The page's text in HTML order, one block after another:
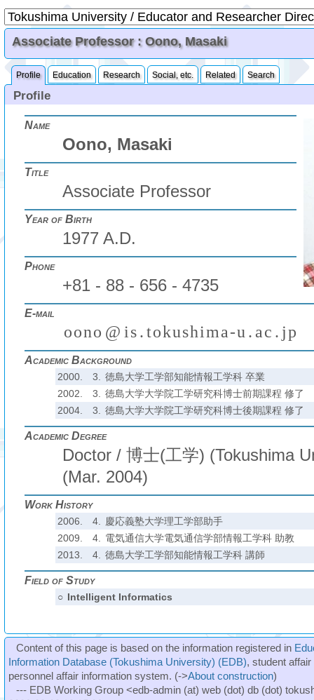
Associate Professor : Oono, Masaki
Profile Education Research Social, etc. Related Search
Profile
Name
Oono, Masaki
Title
Associate Professor
Year of Birth
1977 A.D.
Phone
+81 - 88 - 656 - 4735
E-mail
oono @ is. tokushima-u . ac . jp
Academic Background
2000. 3.
徳島大学工学部知能情報工学科 卒業
2002.
3.
徳島大学大学院工学研究科博士前期課程 修了
2004.
3. 徳島大学大学院工学研究科博士後期課程 修了
Academic Degree
Doctor / 博士(工学) (Tokushima
(Mar. 2004)
Work History
2006. 4.
慶応義塾大学理工学部助手
2009.
4.
電気通信大学電気通信学部情報工学科 助教
2013.
4. 徳島大学工学部知能情報工学科 講師
Field of Study
○ Intelligent Informatics
Content of this page is based on the information registered in
Information Database (Tokushima University) (EDB), student
personnel affair information system. (->About construction)
--- EDB Working Group <edb-admin (at) web (dot) db (dot)